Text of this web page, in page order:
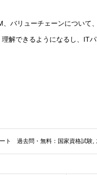
バリューチェーンについ
解できるようになるし、IT
ート 過去問・無料：国家資格試験,